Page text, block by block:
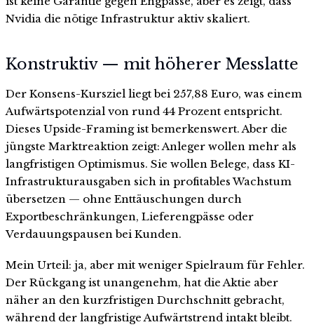
Nvidia die nötige Infrastruktur aktiv skaliert.
Konstruktiv — mit höherer Messlatte
Der Konsens-Kursziel liegt bei 257,88 Euro, was einem
Aufwärtspotenzial von rund 44 Prozent entspricht.
Dieses Upside-Framing ist bemerkenswert. Aber die
jüngste Marktreaktion zeigt: Anleger wollen mehr als
langfristigen Optimismus. Sie wollen Belege, dass KI-
Infrastrukturausgaben sich in profitables Wachstum
übersetzen — ohne Enttäuschungen durch
Exportbeschränkungen, Lieferengpässe oder
Verdauungspausen bei Kunden.
Mein Urteil: ja, aber mit weniger Spielraum für Fehler.
Der Rückgang ist unangenehm, hat die Aktie aber
näher an den kurzfristigen Durchschnitt gebracht,
während der langfristige Aufwärtstrend intakt bleibt.